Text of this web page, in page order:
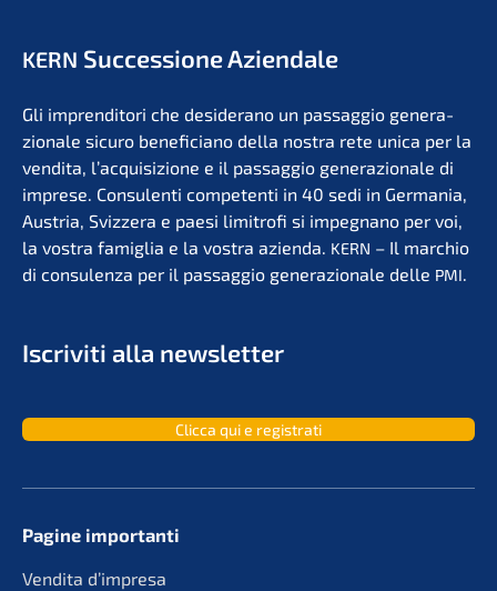
KERN Succes­sio­ne Aziendale
Gli impren­di­to­ri che deside­r­ano un passag­gio genera­
zio­na­le sicuro benefi­ci­a­no della nostra rete unica per la
vendita, l’acqui­si­zio­ne e il passag­gio genera­zio­na­le di
impre­se. Consu­len­ti compe­ten­ti in 40 sedi in Germa­nia,
Austria, Svizzera e paesi limit­ro­fi si impegna­no per voi,
la vostra famiglia e la vostra azien­da. KERN – Il marchio
di consu­len­za per il passag­gio genera­zio­na­le delle PMI.
Iscri­vi­ti alla newsletter
Clicca qui e registrati
Pagine importan­ti
Vendita d’impre­sa